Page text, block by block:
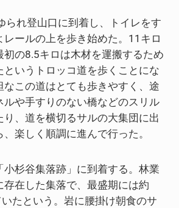
られ登山口に到着し、トイレをす
レールの上を歩き始めた。11キロ
初の8.5キロは木材を運搬するため
というトロッコ道を歩くことにな
なこの道はとても歩きやすく、途
ルや手すりのない橋などのスリル
り、道を横切るサルの大集団に出
楽しく順調に進んで行った。
小杉谷集落跡」に到着する。林業
存在した集落で、最盛期には約
たという。岩に腰掛け朝食のサ